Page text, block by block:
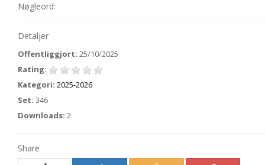
Nøgleord:
Detaljer
Offentliggjort: 25/10/2025
Rating:
Kategori: 2025-2026
Set: 346
Downloads: 2
Share